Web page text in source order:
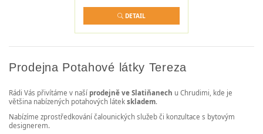
DETAIL
Prodejna Potahové látky Tereza
Rádi Vás přivítáme v naší prodejně ve Slatiňanech u Chrudimi, kde je
většina nabízených potahových látek skladem.
Nabízíme zprostředkování čalounických služeb či konzultace s bytovým
designerem.